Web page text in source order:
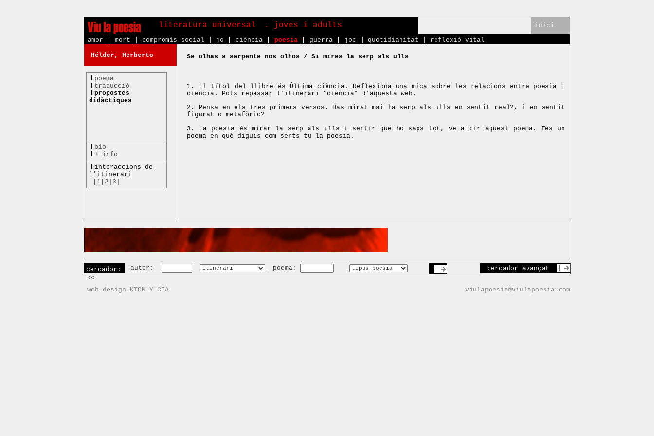
literatura universal . joves i adults
inici
amor
mort compromís social jo ciència poesia guerra joc quotidianitat reflexió vital
Hélder, Herberto
poema
traducció
propostes
didàctiques
bio
+ info
interaccions de
l'itinerari
1 2 3
Se olhas a serpente nos olhos / Si mires la serp als ulls
1. El títol del llibre és Última ciència. Reflexiona una mica sobre les relacions entre poesia i
ciència. Pots repassar l'itinerari “ciencia” d'aquesta web.
2. Pensa en els tres primers versos. Has mirat mai la serp als ulls en sentit real?, i en sentit
figurat o metafòric?
3. La poesia és mirar la serp als ulls i sentir que ho saps tot, ve a dir aquest poema. Fes un
poema en què diguis com sents tu la poesia.
cercador: autor: poema:
cercador avançat
<<
web design KTON Y CÍA
viulapoesia@viulapoesia.com